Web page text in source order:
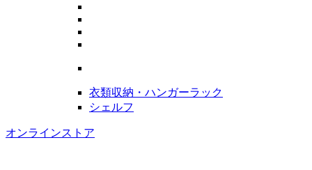
衣類収納・ハンガーラック
シェルフ
オンラインストア